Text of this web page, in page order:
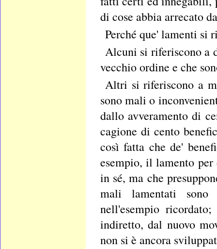
di cose abbia arrecato
Perché que' lamenti si
Alcuni si riferiscono a
vecchio ordine e che
Altri si riferiscono a
sono mali o
dallo avveramento di
cagione di cento
così fatta che de'
esempio, il lamento
in sé, ma che
mali lamentati sono
nell'esempio
indiretto, dal nuovo
non si è ancora